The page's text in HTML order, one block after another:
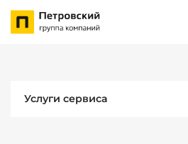
Услуги сервиса